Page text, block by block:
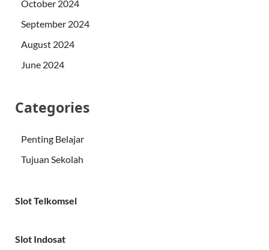
October 2024
September 2024
August 2024
June 2024
Categories
Penting Belajar
Tujuan Sekolah
Slot Telkomsel
Slot Indosat